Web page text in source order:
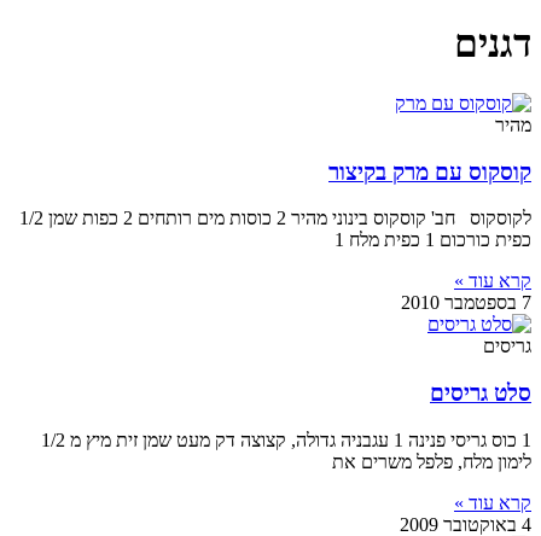
דגנים
מהיר
קוסקוס עם מרק בקיצור
לקוסקוס חב' קוסקוס בינוני מהיר 2 כוסות מים רותחים 2 כפות שמן 1/2
כפית כורכום 1 כפית מלח 1
קרא עוד »
7 בספטמבר 2010
גריסים
סלט גריסים
1 כוס גריסי פנינה 1 עגבניה גדולה, קצוצה דק מעט שמן זית מיץ מ 1/2
לימון מלח, פלפל משרים את
קרא עוד »
4 באוקטובר 2009